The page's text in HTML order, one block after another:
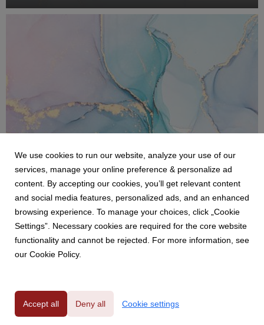
parati e pannelli digitali e Gruppo Bardelli, spec...
ZAMBAITI
MIMESI BY ZAMBAITI PARATI- ENG
Two forms of art and interior design: wallpaper and
ceramics. Two iconic Italian companies in the world of
industry and production: Zambaiti Parati, specialized in
the wallcoverings sector with wallpapers and digitals
We use cookies to run our website, analyze your use of our
services, manage your online preference & personalize ad
content. By accepting our cookies, you’ll get relevant content
and social media features, personalized ads, and an enhanced
browsing experience. To manage your choices, click „Cookie
Settings”. Necessary cookies are required for the core website
functionality and cannot be rejected. For more information, see
our Cookie Policy.
Accept all Deny all Cookie settings